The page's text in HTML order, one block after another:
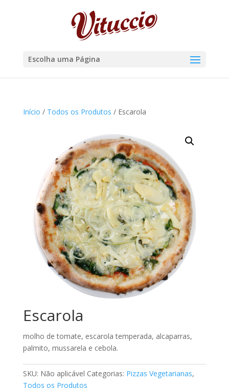
Escolha uma Página
Início / Todos os Produtos / Escarola
Escarola
molho de tomate, escarola temperada, alcaparras,
palmito, mussarela e cebola.
SKU: Não aplicável Categorias: Pizzas Vegetarianas,
Todos os Produtos